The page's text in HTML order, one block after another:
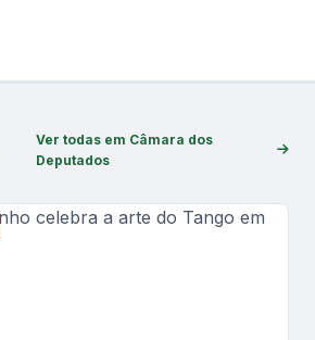
Ver todas em Câmara dos
Deputados